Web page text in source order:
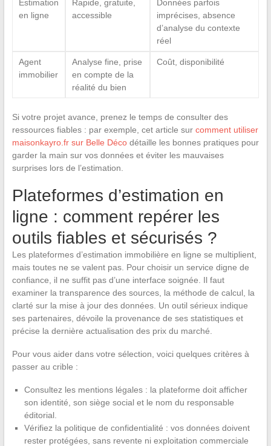
Estimation
en ligne
Rapide, gratuite,
accessible
Données parfois
imprécises, absence
d’analyse du contexte
réel
Agent
immobilier
Analyse fine, prise
en compte de la
réalité du bien
Coût, disponibilité
Si votre projet avance, prenez le temps de consulter des
ressources fiables : par exemple, cet article sur comment utiliser
maisonkayro.fr sur Belle Décodétaille les bonnes pratiques pour
garder la main sur vos données et éviter les mauvaises
surprises lors de l’estimation.
Plateformes d’estimation en
ligne : comment repérer les
outils fiables et sécurisés ?
Les plateformes d’estimation immobilière en ligne se multiplient,
mais toutes ne se valent pas. Pour choisir un service digne de
confiance, il ne suffit pas d’une interface soignée. Il faut
examiner la transparence des sources, la méthode de calcul, la
clarté sur la mise à jour des données. Un outil sérieux indique
ses partenaires, dévoile la provenance de ses statistiques et
précise la dernière actualisation des prix du marché.
Pour vous aider dans votre sélection, voici quelques critères à
passer au crible :
Consultez les mentions légales : la plateforme doit afficher
son identité, son siège social et le nom du responsable
éditorial.
Vérifiez la politique de confidentialité : vos données doivent
rester protégées, sans revente ni exploitation commerciale